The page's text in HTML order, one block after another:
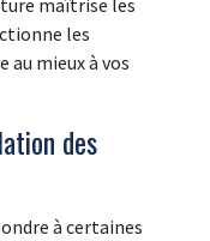
maîtrise les
les
mieux à vos
des
à certaines